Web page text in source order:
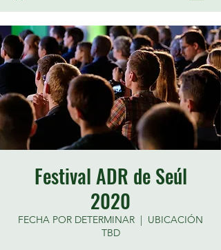
Festival ADR de Seúl
2020
FECHA POR DETERMINAR
  |
UBICACIÓN
TBD